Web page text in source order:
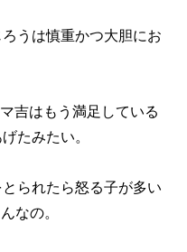
うは慎重かつ大胆にお
吉はもう満足している
たみたい。
られたら怒る子が多い
なの。